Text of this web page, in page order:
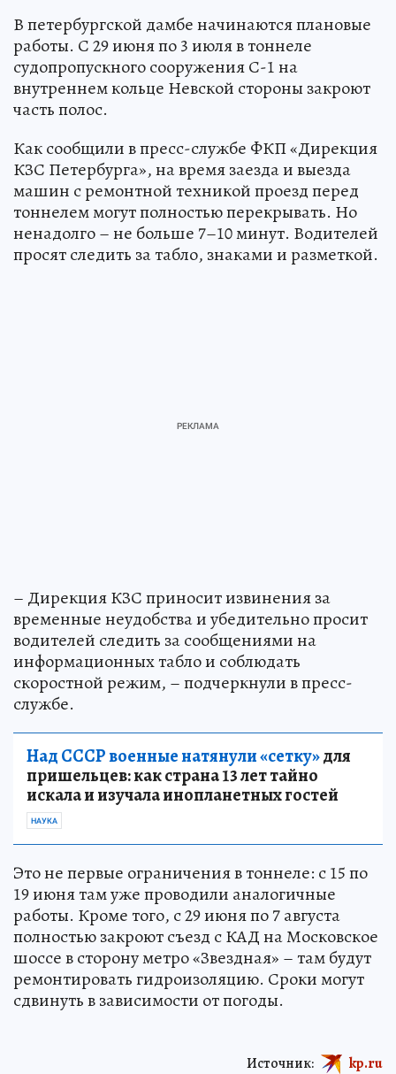
В петербургской дамбе начинаются плановые
работы. С 29 июня по 3 июля в тоннеле
судопропускного сооружения С-1 на
внутреннем кольце Невской стороны закроют
часть полос.
Как сообщили в пресс-службе ФКП «Дирекция
КЗС Петербурга», на время заезда и выезда
машин с ремонтной техникой проезд перед
тоннелем могут полностью перекрывать. Но
ненадолго – не больше 7–10 минут. Водителей
просят следить за табло, знаками и разметкой.
– Дирекция КЗС приносит извинения за
временные неудобства и убедительно просит
водителей следить за сообщениями на
информационных табло и соблюдать
скоростной режим, – подчеркнули в пресс-
службе.
Над СССР военные натянули «сетку»для
пришельцев: как страна 13 лет тайно
искала и изучала инопланетных гостей
НАУКА
Это не первые ограничения в тоннеле: с 15 по
19 июня там уже проводили аналогичные
работы. Кроме того, с 29 июня по 7 августа
полностью закроют съезд с КАД на Московское
шоссе в сторону метро «Звездная» – там будут
ремонтировать гидроизоляцию. Сроки могут
сдвинуть в зависимости от погоды.
Источник: kp.ru